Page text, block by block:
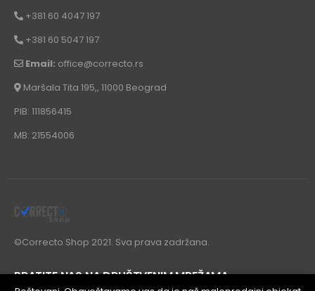
+381 60 4047 197
+381 60 5047 197
Email: office@correcto.rs
Maršala Tita 195,, 11000 Beograd
PIB: 111856415
MB: 21554006
©Correcto Shop 2021. Sva prava zadržana.
PRATITE NAS NA DRUŠTVENIM MREŽAMA